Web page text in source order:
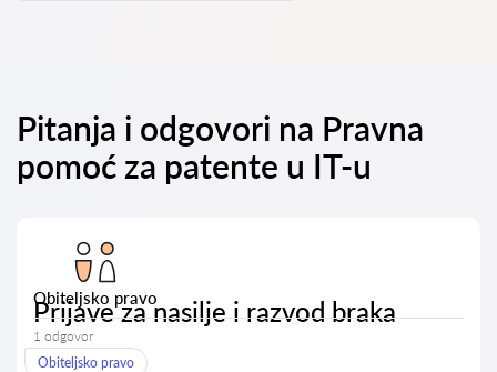
Pitanja i odgovori na Pravna
pomoć za patente u IT-u
Obiteljsko pravo
Prijave za nasilje i razvod braka
1 odgovor
Obiteljsko pravo